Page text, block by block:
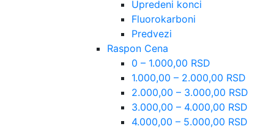
Upredeni konci
Fluorokarboni
Predvezi
Raspon Cena
0 – 1.000,00 RSD
1.000,00 – 2.000,00 RSD
2.000,00 – 3.000,00 RSD
3.000,00 – 4.000,00 RSD
4.000,00 – 5.000,00 RSD